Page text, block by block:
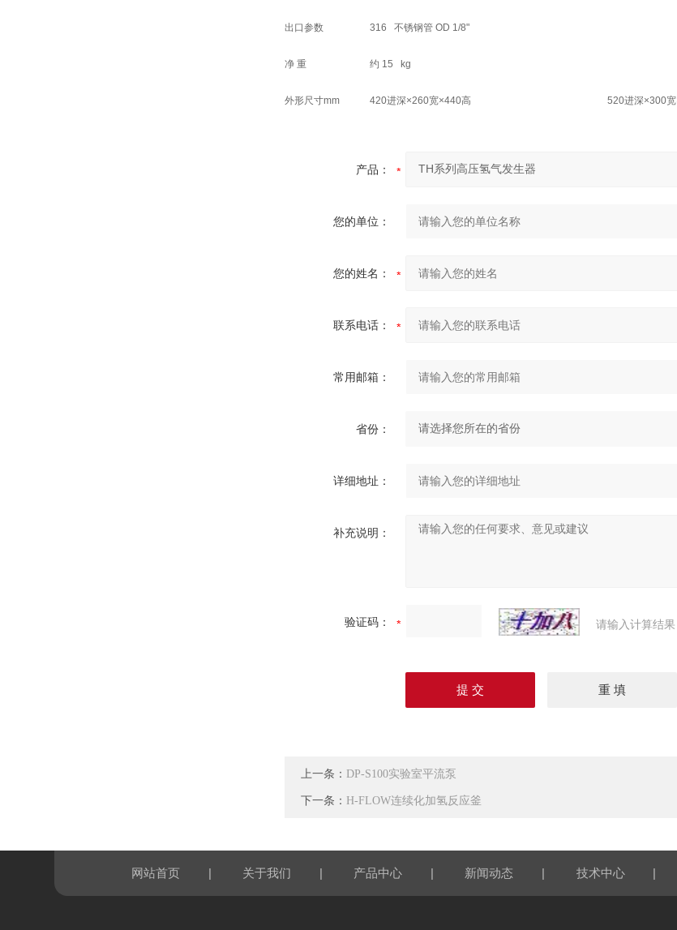
出口参数 316 不锈钢管 OD 1/8"
净 重 约 15 kg
外形尺寸mm 420进深×260宽×440高 520进深×300
产品：
您的单位：
您的姓名：
联系电话：
常用邮箱：
省份：
详细地址：
补充说明：
验证码： 请输入计算结
上一条： DP-S100实验室平流泵
下一条： H-FLOW连续化加氢反应釜
网站首页 | 关于我们 | 产品中心 | 新闻动态 | 技术中心 |